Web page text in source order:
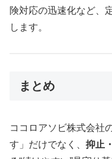
険対応の迅速化など、
します。
まとめ
ココロアソビ株式会社
す」だけでなく、 抑止